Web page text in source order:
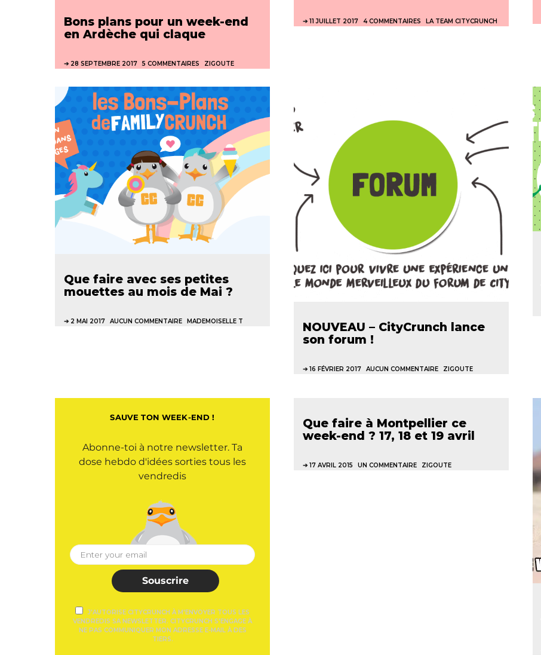
Bons plans pour un week-end
en Ardèche qui claque
28 SEPTEMBRE 2017 5 COMMENTAIRES ZIGOUTE
11 JUILLET 2017 4 COMMENTAIRES LA TEAM CITYCRUNCH
Que faire avec ses petites
mouettes au mois de Mai ?
2 MAI 2017 AUCUN COMMENTAIRE MADEMOISELLE T
NOUVEAU – CityCrunch lance
son forum !
16 FÉVRIER 2017 AUCUN COMMENTAIRE ZIGOUTE
SAUVE TON WEEK-END !
Abonne-toi à notre newsletter. Ta
dose hebdo d'idées sorties tous les
vendredis
Souscrire
J'AUTORISE CITYCRUNCH À M'ENVOYER TOUS LES
VENDREDIS SA NEWSLETTER. CITYCRUNCH S'ENGAGE À
NE PAS COMMUNIQUER MON ADRESSE E-MAIL À DES
TIERS.
Que faire à Montpellier ce
week-end ? 17, 18 et 19 avril
17 AVRIL 2015 UN COMMENTAIRE ZIGOUTE